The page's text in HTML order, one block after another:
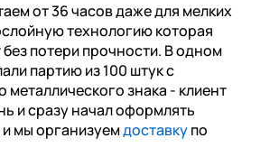
от 36 часов даже для мелких
технологию которая
потери прочности. В одном
партию из 100 штук с
металлического знака - клиент
и сразу начал оформлять
мы организуемдоставкупо